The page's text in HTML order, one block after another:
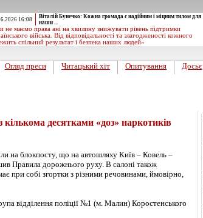
16:08
Віталій Бунечко: Кожна громада є надійним і міцним тилом для
наши ...
не маємо права ані на хвилину знижувати рівень підтримки
війська. Від відповідальності та злагодженості кожного
спільний результат і безпека наших людей»
Огляд преси Читацький хіт Опитування Досьє
десятками «доз» наркотиків
на блокпосту, що на автошляху Київ – Ковель –
Правила дорожнього руху. В салоні також
при собі згортки з різними речовинами, ймовірно,
відділення поліції №1 (м. Малин) Коростенського